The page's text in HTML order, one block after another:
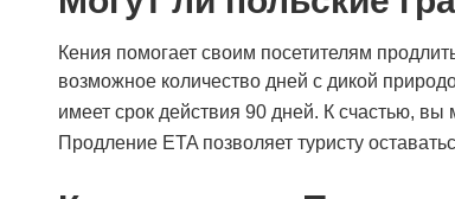
Кения помогает своим посетителям
возможное количество дней с дикой
имеет срок действия 90 дней. К счастью, вы
Продление ETA позволяет туристу